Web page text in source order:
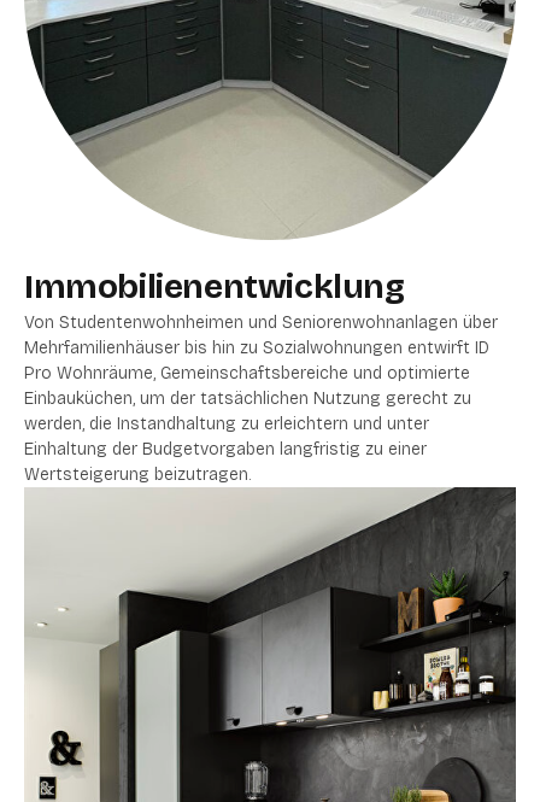
Immobilienentwicklung
Von Studentenwohnheimen und Seniorenwohnanlagen über
Mehrfamilienhäuser bis hin zu Sozialwohnungen entwirft ID
Pro Wohnräume, Gemeinschaftsbereiche und optimierte
Einbauküchen, um der tatsächlichen Nutzung gerecht zu
werden, die Instandhaltung zu erleichtern und unter
Einhaltung der Budgetvorgaben langfristig zu einer
Wertsteigerung beizutragen.